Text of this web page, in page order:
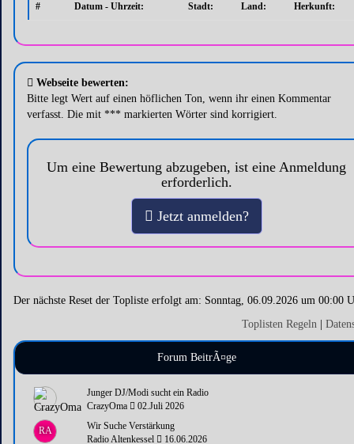
# Datum - Uhrzeit: Stadt: Land: Herkunft:
Webseite bewerten:
Bitte legt Wert auf einen höflichen Ton, wenn ihr einen Kommentar
verfasst. Die mit *** markierten Wörter sind korrigiert.
Um eine Bewertung abzugeben, ist eine Anmeldung
erforderlich.
Jetzt anmelden?
Der nächste Reset der Topliste erfolgt am: Sonntag, 06.09.2026 um 00:00
Toplisten Regeln
Forum BeitrÃ¤ge
Junger DJ/Modi sucht ein Radio
CrazyOma
02.Juli 2026
RA
Wir Suche Verstärkung
Radio Altenkessel
16.06.2026